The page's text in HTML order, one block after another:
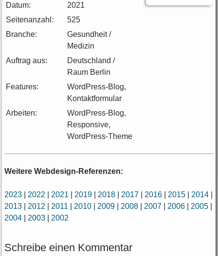
Datum:
2021
Seitenanzahl:
525
Branche:
Gesundheit /
Medizin
Auftrag aus:
Deutschland /
Raum Berlin
Features:
WordPress-Blog,
Kontaktformular
Arbeiten:
WordPress-Blog,
Responsive,
WordPress-Theme
Weitere Webdesign-Referenzen:
2023| 2022 2021 2019| 2018| 2017| 2016| 2015| 2014|
2013| 2012 2011 2010| 2009| 2008| 2007| 2006| 2005|
2004| 2003| 2002
Schreibe einen Kommentar